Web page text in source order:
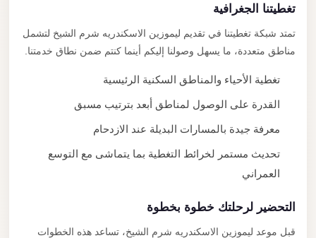
تغطيتنا الجغرافية
تمتد شبكة تغطيتنا في تقديم ليموزين الاسكندريه شرم الشيخ لتشمل
مناطق متعددة، ما يسهل وصولنا إليكم أينما كنتم ضمن نطاق خدمتنا.
تغطية الأحياء والمناطق السكنية الرئيسية
القدرة على الوصول لمناطق أبعد بترتيب مسبق
معرفة جيدة بالمسارات البديلة عند الازدحام
تحديث مستمر لخرائط التغطية بما يتماشى مع التوسع
العمراني
التحضير لرحلتك خطوة بخطوة
قبل موعد ليموزين الاسكندريه شرم الشيخ، تساعد هذه الخطوات